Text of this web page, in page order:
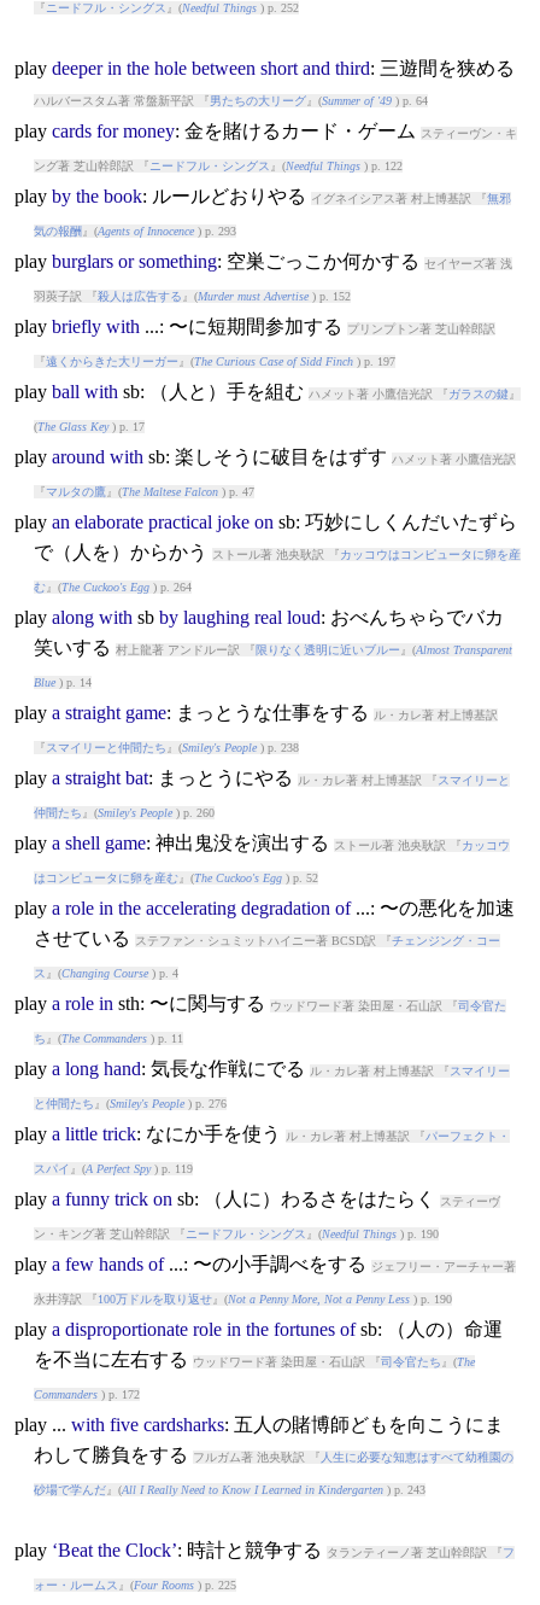
『 ニードフル・シングス 』(Needful Things) p. 252
play deeper in the hole between short and third: 三遊間を狭める
ハルバースタム著 常盤新平訳 『 男たちの大リーグ』(Summer of '49) p. 64
play cards for money: 金を賭けるカード・ゲーム スティーヴン・キ
ング著 芝山幹郎訳 『 ニードフル・シングス 』(Needful Things) p. 122
play by the book: ルールどおりやる イグネイシアス著 村上博基訳 『無邪
気の報酬 』(Agents of Innocence) p. 293
play burglars or something: 空巣ごっこか何かする セイヤーズ著 浅
羽莢子訳 『殺人は広告する 』(Murder must Advertise) p. 152
play briefly with...: 〜に短期間参加する プリンプトン著 芝山幹郎訳
『遠くからきた大リーガー 』(The Curious Case of Sidd Finch) p. 197
play ball withsb: （人と）手を組む ハメット著 小鷹信光訳 『 ガラスの鍵 』
(The Glass Key) p. 17
play around withsb: 楽しそうに破目をはずす ハメット著 小鷹信光訳
『マルタの鷹』(The Maltese Falcon) p. 47
play an elaborate practical joke onsb: 巧妙にしくんだいたずら
で（人を）からかう
ストール著 池央耿訳 『 カッコウはコンピュータに卵を産
む』(The Cuckoo's Egg) p. 264
play along withsb by laughing real loud: おべんちゃらでバカ
笑いする 村上龍著 アンドルー訳 『 限りなく透明に近いブルー 』(Almost Transparent
Blue) p. 14
play a straight game: まっとうな仕事をする ル・カレ著 村上博基訳
『 スマイリーと仲間たち 』(Smiley's People) p. 238
play a straight bat: まっとうにやる ル・カレ著 村上博基訳 『 スマイリーと
仲間たち 』(Smiley's People) p. 260
play a shell game: 神出鬼没を演出する ストール著 池央耿訳 『 カッコウ
はコンピュータに卵を産む』(The Cuckoo's Egg) p. 52
play a role in the accelerating degradation of...: 〜の悪化を加速
させている
ステファン・シュミットハイニー著 BCSD訳 『チェンジング・コー
ス 』(Changing Course) p. 4
play a role insth: 〜に関与する ウッドワード著 染田屋・石山訳 『司令官た
ち 』(The Commanders) p. 11
play a long hand: 気長な作戦にでる ル・カレ著 村上博基訳 『 スマイリー
と仲間たち 』(Smiley's People) p. 276
play a little trick: なにか手を使う ル・カレ著 村上博基訳 『パーフェクト・
スパイ 』(A Perfect Spy) p. 119
play a funny trick onsb: （人に）わるさをはたらく スティーヴ
ン・キング著 芝山幹郎訳 『 ニードフル・シングス 』(Needful Things) p. 190
play a few hands of...: 〜の小手調べをする ジェフリー・アーチャー著
永井淳訳 『 100万ドルを取り返せ』(Not a Penny More, Not a Penny Less) p. 190
play a disproportionate role in the fortunes ofsb: （人の）命運
を不当に左右する
ウッドワード著 染田屋・石山訳 『司令官たち 』(The
Commanders) p. 172
play... with five cardsharks: 五人の賭博師どもを向こうにま
わして勝負をする
フルガム著 池央耿訳 『 人生に必要な知恵はすべて幼稚園の
砂場で学んだ』(All I Really Need to Know I Learned in Kindergarten) p. 243
play ‘Beat the Clock’: 時計と競争する タランティーノ著 芝山幹郎訳 『 フ
ォー・ルームス 』(Four Rooms) p. 225